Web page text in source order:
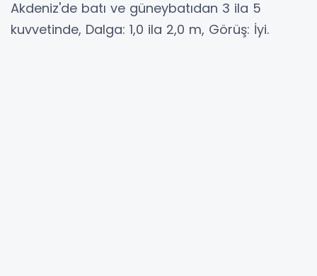
Akdeniz'de batı ve güneybatıdan 3 ila 5
kuvvetinde, Dalga: 1,0 ila 2,0 m, Görüş: İyi.